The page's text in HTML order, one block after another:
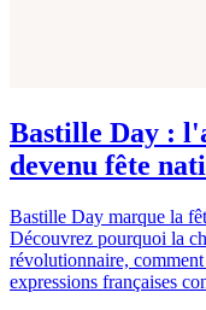
Bastille Day :
devenu fête
Bastille Day marque la
Découvrez pourquoi la
révolutionnaire,
expressions françaises